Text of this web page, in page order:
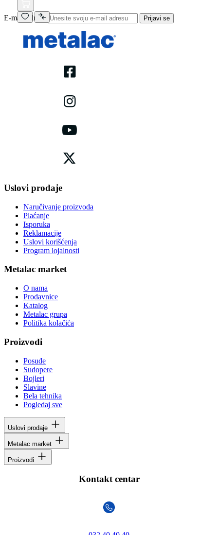
E-mail adresa Prijavi se
Uslovi prodaje
Naručivanje proizvoda
Plaćanje
Isporuka
Reklamacije
Uslovi korišćenja
Program lojalnosti
Metalac market
O nama
Prodavnice
Katalog
Metalac grupa
Politika kolačića
Proizvodi
Posuđe
Sudopere
Bojleri
Slavine
Bela tehnika
Pogledaj sve
Uslovi prodaje
Metalac market
Proizvodi
Kontakt centar